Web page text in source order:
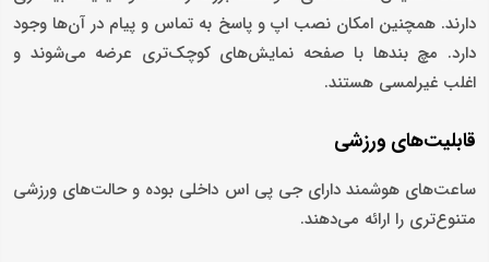
دارند. همچنین امکان نصب اپ و پاسخ به تماس و پیام در آن‌ها وجود
دارد. مچ بندها با صفحه نمایش‌های کوچک‌تری عرضه می‌شوند و
اغلب غیرلمسی هستند.
قابلیت‌های ورزشی
ساعت‌های هوشمند دارای جی پی اس داخلی بوده و حالت‌های ورزشی
متنوع‌تری را ارائه می‌دهند.